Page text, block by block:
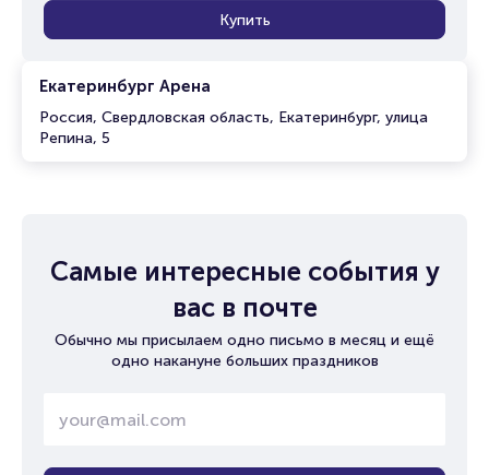
Екатеринбург Арена
Россия, Свердловская область, Екатеринбург, улица
Репина, 5
Купить
Самые интересные события у
вас в почте
Обычно мы присылаем одно письмо в месяц и ещё
одно накануне больших праздников